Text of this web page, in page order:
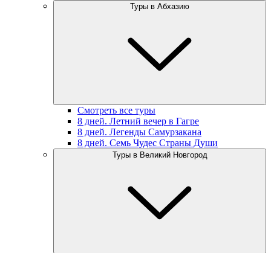
Туры в Абхазию
Смотреть все туры
8 дней. Летний вечер в Гагре
8 дней. Легенды Самурзакана
8 дней. Семь Чудес Страны Души
Туры в Великий Новгород